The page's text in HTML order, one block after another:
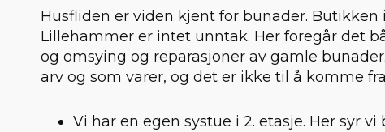
Husfliden er viden kjent for bunader. Butikken
Lillehammer er intet unntak. Her foregår det
og omsying og reparasjoner av gamle
arv og som varer, og det er ikke til å komme
Vi har en egen systue i 2. etasje. Her syr